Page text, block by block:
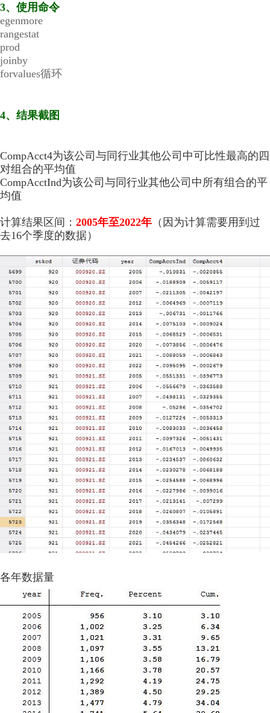
3、使用命令
egenmore
rangestat
prod
joinby
forvalues循环
4、结果截图
CompAcct4为该公司与同行业其他公司中可比性最高的四
对组合的平均值
CompAcctInd为该公司与同行业其他公司中所有组合的平
均值
计算结果区间： 2005年至2022年 （因为计算需要用到过
去16个季度的数据）
各年数据量